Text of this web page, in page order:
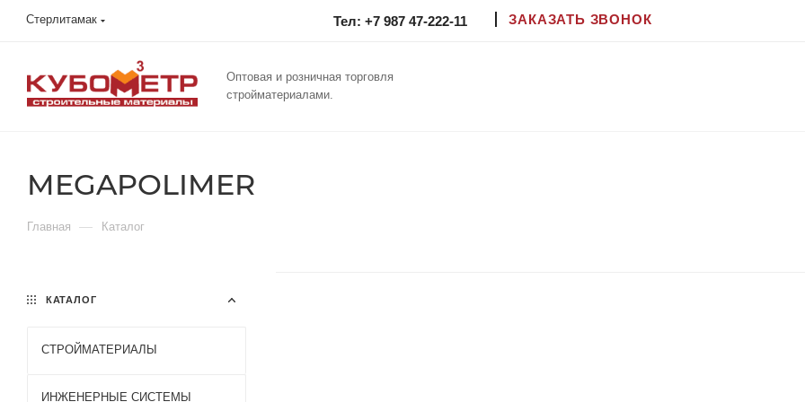
Стерлитамак Тел: +7 987 47-222-11 ЗАКАЗАТЬ ЗВОНОК
Оптовая и розничная торговля
стройматериалами.
MEGAPOLIMER
Главная — Каталог
КАТАЛОГ
СТРОЙМАТЕРИАЛЫ
ИНЖЕНЕРНЫЕ СИСТЕМЫ